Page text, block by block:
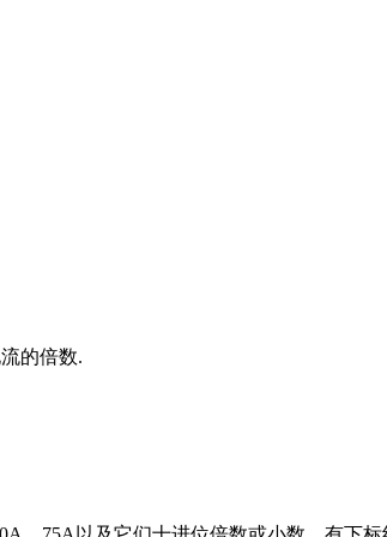
的倍数.